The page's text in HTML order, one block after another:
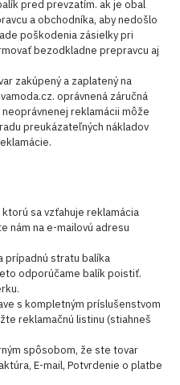
pred prevzatím. ak je obal
a obchodníka, aby nedošlo
poškodenia zásielky pri
bezodkladne prepravcu aj
zakúpený a zaplatený na
oprávnená záručná
reklamácii môže
preukázateľných nákladov
sa vzťahuje reklamácia
nám na e-mailovú adresu
prípadnú stratu balíka
odporúčame balík poistiť.
s kompletným príslušenstvom
reklamačnú listinu (stiahneš
spôsobom, že ste tovar
E-mail, Potvrdenie o platbe